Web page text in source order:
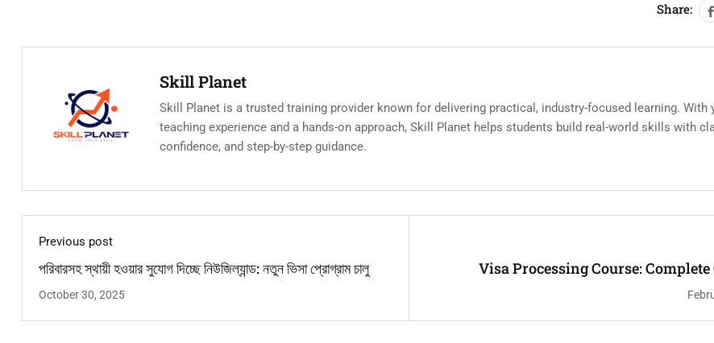
Share:
Skill Planet
Skill Planet is a trusted training provider known for delivering practical, industry-focused learning. With
teaching experience and a hands-on approach, Skill Planet helps students build real-world skills with
confidence, and step-by-step guidance.
Previous post
পরিবারসহ স্থায়ী হওয়ার সুযোগ দিচ্ছে নিউজিল্যান্ড: নতুন ভিসা প্রোগ্রাম চালু
October 30, 2025
Visa Processing Course: Complete
Beginners (Career